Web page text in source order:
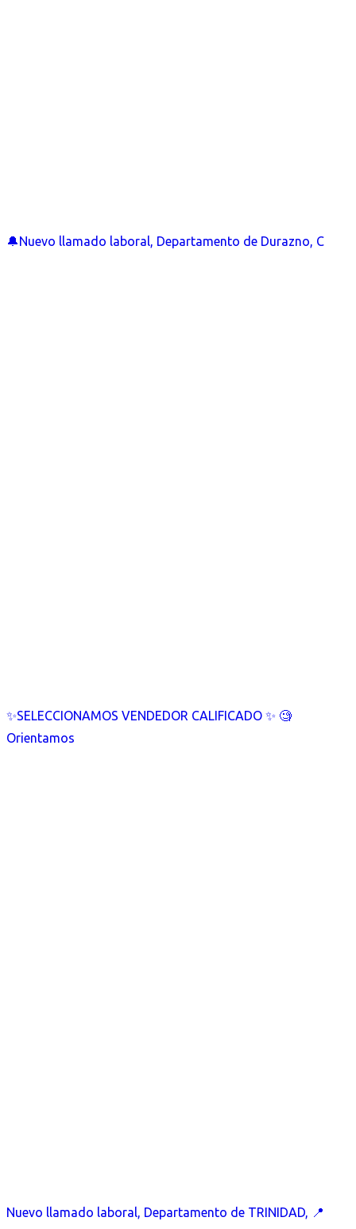
🔔Nuevo llamado laboral, Departamento de Durazno, C
✨SELECCIONAMOS VENDEDOR CALIFICADO ✨ 🧐
Orientamos
Nuevo llamado laboral, Departamento de TRINIDAD, 📍